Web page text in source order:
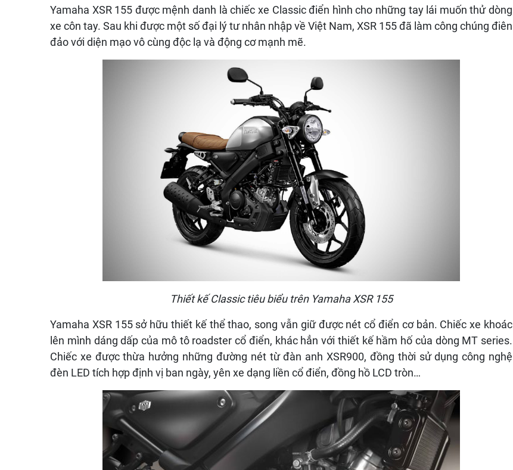
Yamaha XSR 155 được mệnh danh là chiếc xe Classic điển hình cho những tay lái muốn thử dòng
xe côn tay. Sau khi được một số đại lý tư nhân nhập về Việt Nam, XSR 155 đã làm công chúng điên
đảo với diện mạo vô cùng độc lạ và động cơ mạnh mẽ.
Thiết kế Classic tiêu biểu trên Yamaha XSR 155
Yamaha XSR 155 sở hữu thiết kế thể thao, song vẫn giữ được nét cổ điển cơ bản. Chiếc xe khoác
lên mình dáng dấp của mô tô roadster cổ điển, khác hẳn với thiết kế hầm hố của dòng MT series.
Chiếc xe được thừa hưởng những đường nét từ đàn anh XSR900, đồng thời sử dụng công nghệ
đèn LED tích hợp định vị ban ngày, yên xe dạng liền cổ điển, đồng hồ LCD tròn…